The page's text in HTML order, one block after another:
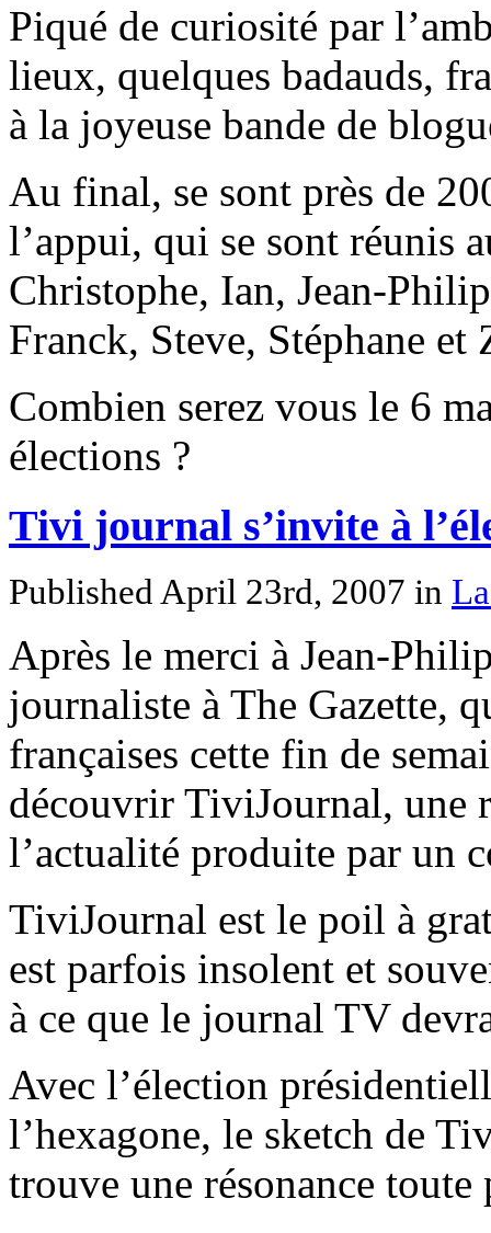
Piqué de curiosité par
lieux, quelques badauds,
à la joyeuse bande de
Au final, se sont près de
l’appui, qui se sont réunis
Christophe, Ian, Jean-
Franck, Steve, Stéphane et
Combien serez vous le 6
élections ?
Tivi journal s’invite à
Published April 23rd, 2007 in
Après le merci à Jean-
journaliste à The Gazette,
françaises cette fin de
découvrir TiviJournal, une
l’actualité produite par un
TiviJournal est le poil à
est parfois insolent et
à ce que le journal TV
Avec l’élection
l’hexagone, le sketch de
trouve une résonance